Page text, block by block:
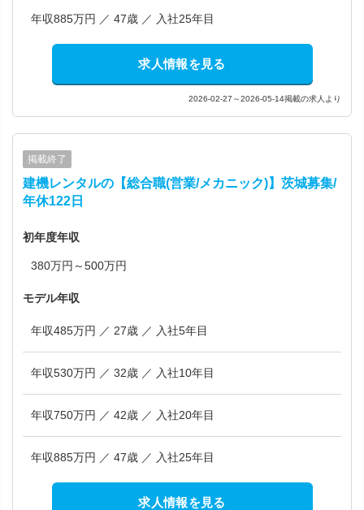
年収885万円 ／ 47歳 ／ 入社25年目
求人情報を見る
2026-02-27～2026-05-14掲載の求人より
掲載終了
建機レンタルの【総合職(営業/メカニック)】茨城募集/
年休122日
初年度年収
380万円～500万円
モデル年収
年収485万円 ／ 27歳 ／ 入社5年目
年収530万円 ／ 32歳 ／ 入社10年目
年収750万円 ／ 42歳 ／ 入社20年目
年収885万円 ／ 47歳 ／ 入社25年目
求人情報を見る